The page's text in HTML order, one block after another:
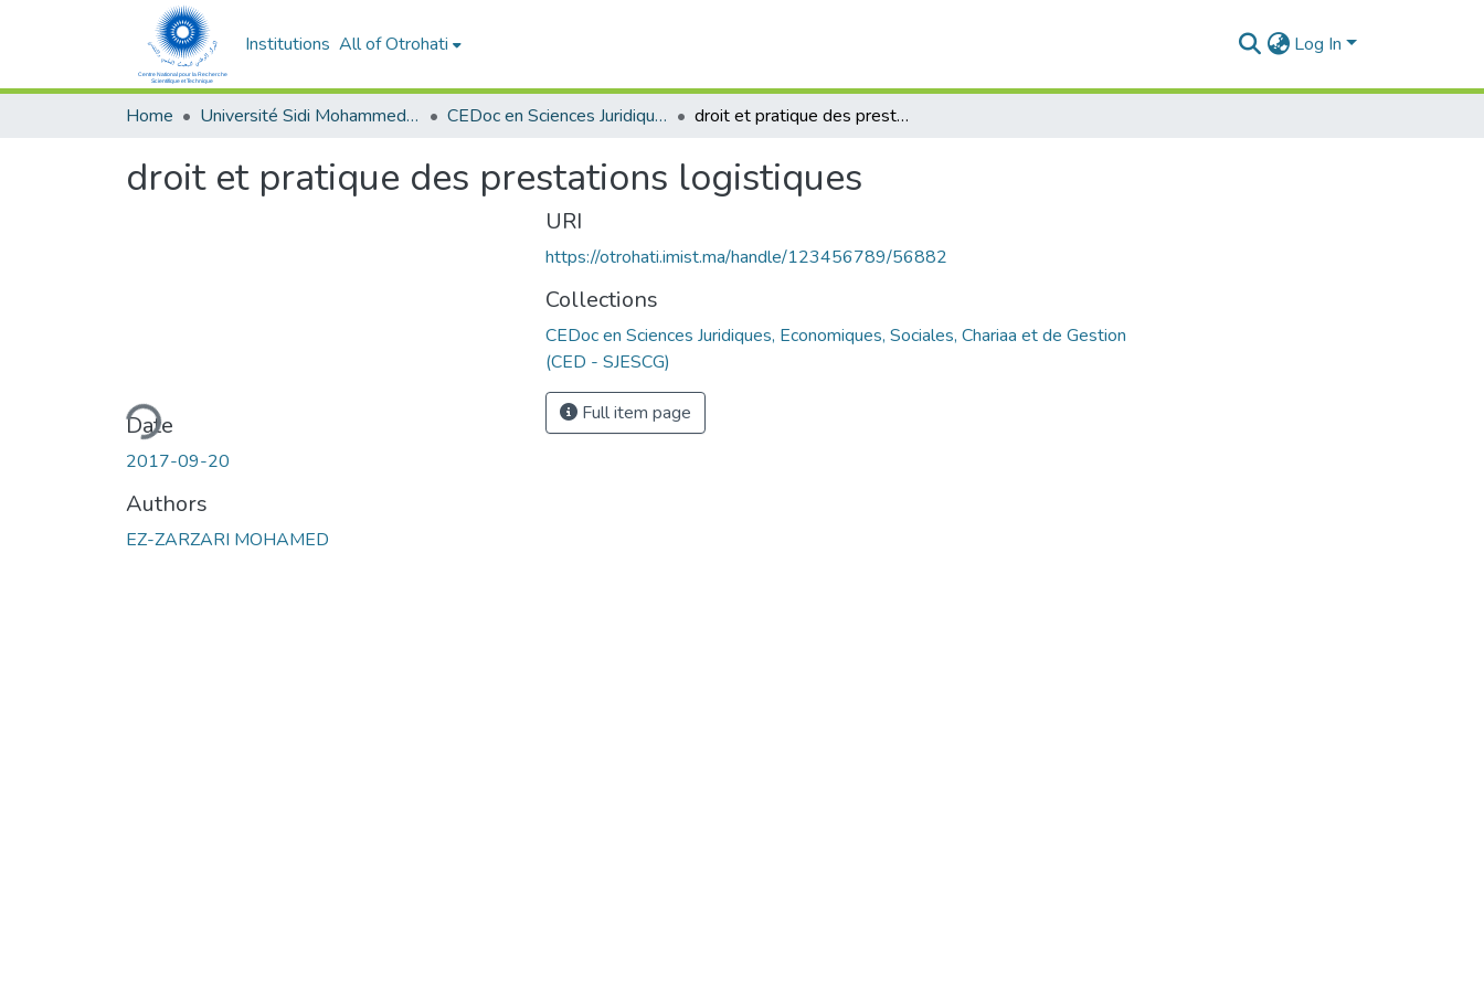
Institutions All of Otrohati Log In
Home Université Sidi Mohammed Ben Abdellah - Fès CEDoc en Sciences Juridiques, Economiques, Sociales, Chariaa et de Gestion (CED - SJESCG) droit et pratique des prestations logistiques
droit et pratique des prestations logistiques
Loading...
Date
2017-09-20
Authors
EZ-ZARZARI MOHAMED
URI
https://otrohati.imist.ma/handle/123456789/56882
Collections
CEDoc en Sciences Juridiques, Economiques, Sociales, Chariaa et de Gestion
(CED - SJESCG)
Full item page